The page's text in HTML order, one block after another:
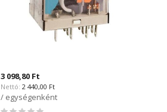
3 098,80 Ft
2 440,00 Ft
/ egységenként
Rating: